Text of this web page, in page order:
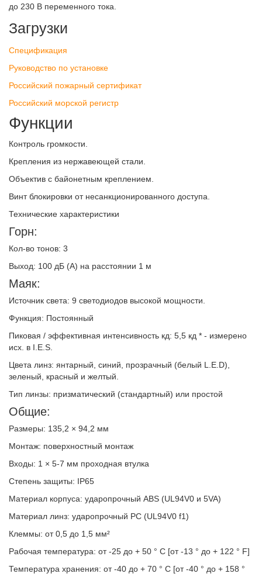
до 230 В переменного тока.
Загрузки
Спецификация
Руководство по установке
Российский пожарный сертификат
Российский морской регистр
Функции
Контроль громкости.
Крепления из нержавеющей стали.
Объектив с байонетным креплением.
Винт блокировки от несанкционированного доступа.
Технические характеристики
Горн:
Кол-во тонов: 3
Выход: 100 дБ (A) на расстоянии 1 м
Маяк:
Источник света: 9 светодиодов высокой мощности.
Функция: Постоянный
Пиковая / эффективная интенсивность кд: 5,5 кд * - измерено
исх. в I.E.S.
Цвета линз: янтарный, синий, прозрачный (белый L.E.D),
зеленый, красный и желтый.
Тип линзы: призматический (стандартный) или простой
Общие:
Размеры: 135,2 × 94,2 мм
Монтаж: поверхностный монтаж
Входы: 1 × 5-7 мм проходная втулка
Степень защиты: IP65
Материал корпуса: ударопрочный ABS (UL94V0 и 5VA)
Материал линз: ударопрочный PC (UL94V0 f1)
Клеммы: от 0,5 до 1,5 мм²
Рабочая температура: от -25 до + 50 ° C [от -13 ° до + 122 ° F]
Температура хранения: от -40 до + 70 ° C [от -40 ° до + 158 °